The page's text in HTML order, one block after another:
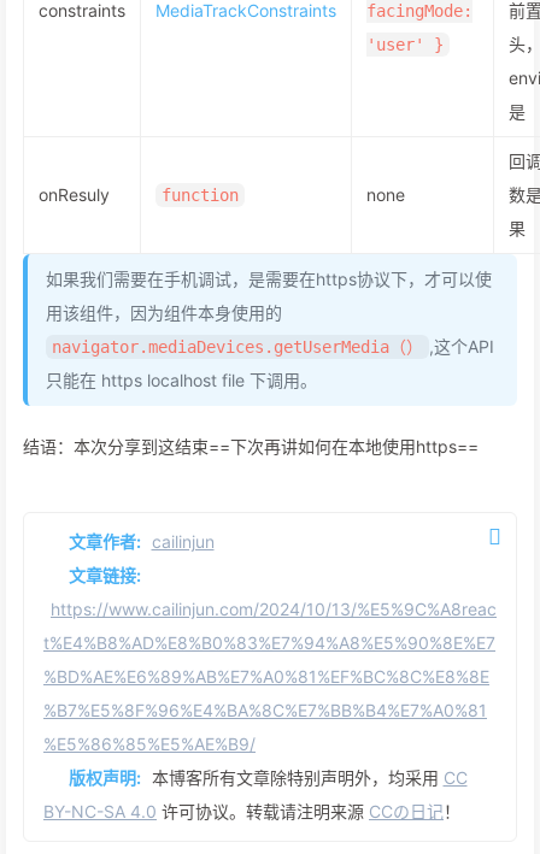
constraints MediaTrackConstraints
facingMode:
'user' }
前
头
是
onResuly function none
回
数
果
如果我们需要在手机调试，是需要在https协议下，才可以使
用该组件，因为组件本身使用的
navigator.mediaDevices.getUserMedia（）
,这个API
只能在 https localhost file 下调用。
结语：本次分享到这结束==下次再讲如何在本地使用https==
文章作者: cailinjun
文章链接:
https://www.cailinjun.com/2024/10/13/%E5%9C%A8reac
t%E4%B8%AD%E8%B0%83%E7%94%A8%E5%90%8E%E7
%BD%AE%E6%89%AB%E7%A0%81%EF%BC%8C%E8%8E
%B7%E5%8F%96%E4%BA%8C%E7%BB%B4%E7%A0%81
%E5%86%85%E5%AE%B9/
版权声明: 本博客所有文章除特别声明外，均采用 CC
BY-NC-SA 4.0 许可协议。转载请注明来源 CCの日记！